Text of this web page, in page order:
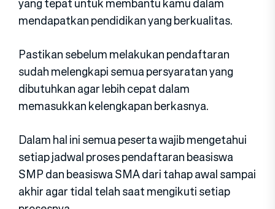
yang tepat untuk membantu kamu dalam
mendapatkan pendidikan yang berkualitas.
Pastikan sebelum melakukan pendaftaran
sudah melengkapi semua persyaratan yang
dibutuhkan agar lebih cepat dalam
memasukkan kelengkapan berkasnya.
Dalam hal ini semua peserta wajib mengetahui
setiap jadwal proses pendaftaran beasiswa
SMP dan beasiswa SMA dari tahap awal sampai
akhir agar tidal telah saat mengikuti setiap